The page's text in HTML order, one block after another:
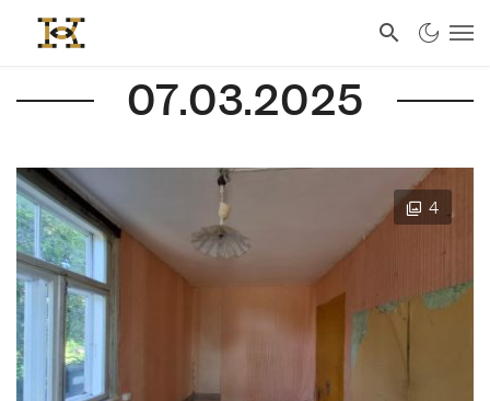
07.03.2025
4